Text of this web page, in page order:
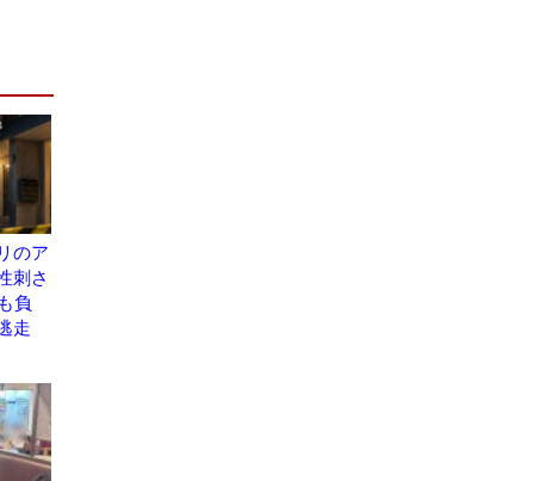
のア
刺さ
負
走